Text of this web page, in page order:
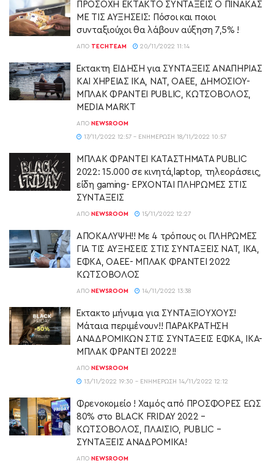
ΠΡΟΣΟΧΗ ΕΚΤΑΚΤΟ ΣΥΝΤΑΞΕΙΣ Ο ΠΙΝΑΚΑΣ
ΜΕ ΤΙΣ ΑΥΞΗΣΕΙΣ: Πόσοι και ποιοι
συνταξιούχοι θα λάβουν αύξηση 7,5% !
ΑΠΌ TECHTEAM 20/11/2022 11:14
Έκτακτη ΕΙΔΗΣΗ για ΣΥΝΤΑΞΕΙΣ ΑΝΑΠΗΡΙΑΣ
ΚΑΙ ΧΗΡΕΙΑΣ ΙΚΑ, ΝΑΤ, ΟΑΕΕ, ΔΗΜΟΣΙΟΥ-
ΜΠΛΑΚ ΦΡΑΝΤΕΙ PUBLIC, ΚΩΤΣΟΒΟΛΟΣ,
MEDIA MARKT
ΑΠΌ NEWSROOM
17/11/2022 12:57 - ΕΝΗΜΈΡΩΣΗ 18/11/2022 10:57
ΜΠΛΑΚ ΦΡΑΝΤΕΙ ΚΑΤΑΣΤΗΜΑΤΑ PUBLIC
2022: 15.000 σε κινητά,laptop, τηλεοράσεις,
είδη gaming- ΕΡΧΟΝΤΑΙ ΠΛΗΡΩΜΕΣ ΣΤΙΣ
ΣΥΝΤΑΞΕΙΣ
ΑΠΌ NEWSROOM 15/11/2022 12:27
ΑΠΟΚΑΛΥΨΗ!! Με 4 τρόπους οι ΠΛΗΡΩΜΕΣ
ΓΙΑ ΤΙΣ ΑΥΞΗΣΕΙΣ ΣΤΙΣ ΣΥΝΤΑΞΕΙΣ ΝΑΤ, ΙΚΑ,
ΕΦΚΑ, ΟΑΕΕ- ΜΠΛΑΚ ΦΡΑΝΤΕΙ 2022
ΚΩΤΣΟΒΟΛΟΣ
ΑΠΌ NEWSROOM 14/11/2022 13:38
Έκτακτο μήνυμα για ΣΥΝΤΑΞΙΟΥΧΟΥΣ!
Μάταια περιμένουν!! ΠΑΡΑΚΡΑΤΗΣΗ
ΑΝΑΔΡΟΜΙΚΩΝ ΣΤΙΣ ΣΥΝΤΑΞΕΙΣ ΕΦΚΑ, ΙΚΑ-
ΜΠΛΑΚ ΦΡΑΝΤΕΙ 2022!!
ΑΠΌ NEWSROOM
13/11/2022 19:30 - ΕΝΗΜΈΡΩΣΗ 14/11/2022 12:12
Φρενοκομείο ! Χαμός από ΠΡΟΣΦΟΡΕΣ ΕΩΣ
80% στο BLACK FRIDAY 2022 –
ΚΩΤΣΟΒΟΛΟΣ, ΠΛΑΙΣΙΟ, PUBLIC –
ΣΥΝΤΑΞΕΙΣ ΑΝΑΔΡΟΜΙΚΑ!
ΑΠΌ NEWSROOM